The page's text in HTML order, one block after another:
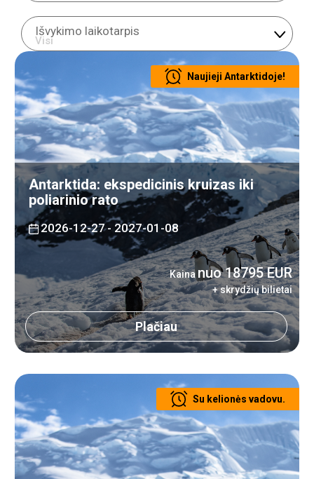
Išvykimo laikotarpis
Naujieji Antarktidoje!
Antarktida: ekspedicinis kruizas iki
poliarinio rato
2026-12-27 - 2027-01-08
Kainanuo 18795 EUR
+ skrydžių bilietai
Plačiau
Su kelionės vadovu.